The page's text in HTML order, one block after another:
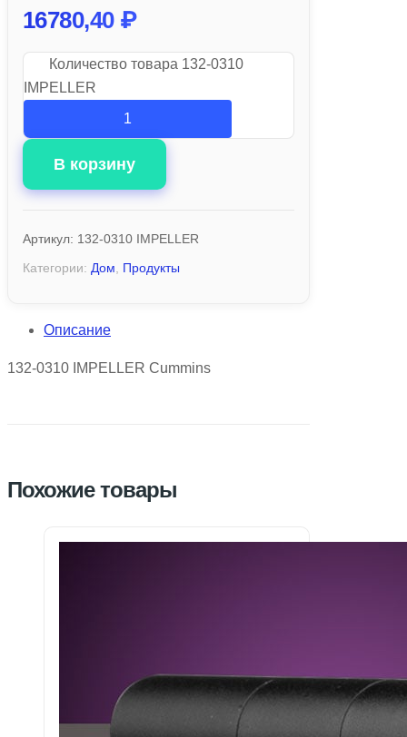
16780,40 ₽
Количество товара 132-0310
IMPELLER
В корзину
Артикул: 132-0310 IMPELLER
Категории: Дом Продукты
Описание
132-0310 IMPELLER Cummins
Похожие товары